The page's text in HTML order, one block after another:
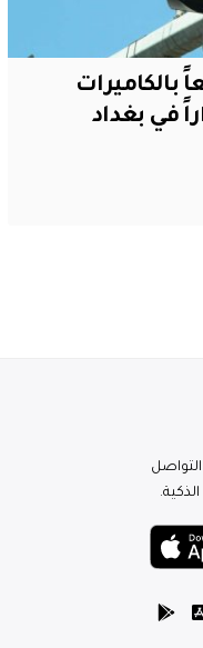
50 تقاطعاً بالكاميرات